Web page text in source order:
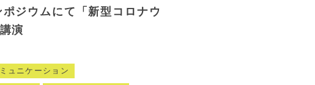
ジウムにて「新型コロナウ
演
ュニケーション